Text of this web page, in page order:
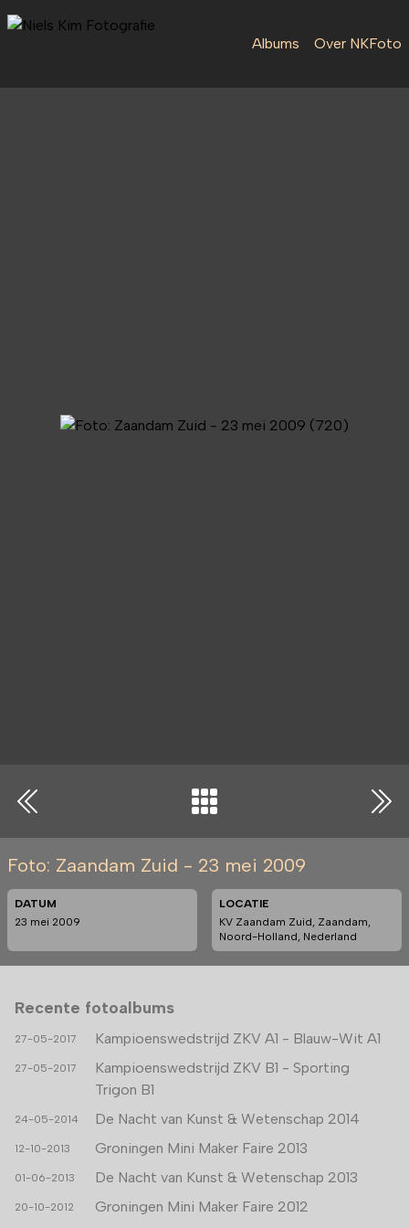
Albums Over NKFoto
Foto: Zaandam Zuid - 23 mei 2009
DATUM
23 mei 2009
LOCATIE
KV Zaandam Zuid, Zaandam,
Noord-Holland, Nederland
Recente fotoalbums
27-05-2017 Kampioenswedstrijd ZKV A1 - Blauw-Wit A1
27-05-2017
Kampioenswedstrijd ZKV B1 - Sporting
Trigon B1
24-05-2014 De Nacht van Kunst & Wetenschap 2014
12-10-2013 Groningen Mini Maker Faire 2013
01-06-2013 De Nacht van Kunst & Wetenschap 2013
20-10-2012 Groningen Mini Maker Faire 2012